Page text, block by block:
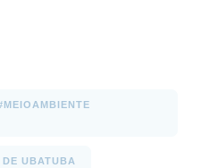
UBATUBA